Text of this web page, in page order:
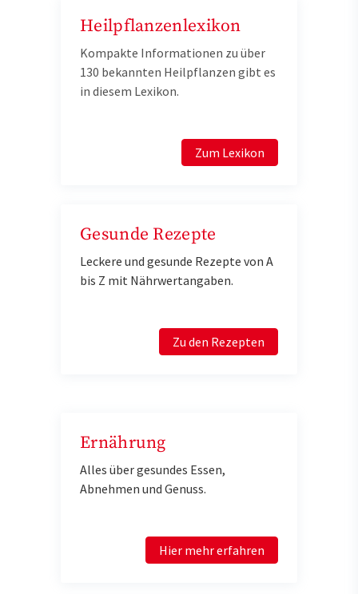
Heilpflanzenlexikon
Kompakte Informationen zu über
130 bekannten Heilpflanzen gibt es
in diesem Lexikon.
Zum Lexikon
Gesunde Rezepte
Leckere und gesunde Rezepte von A
bis Z mit Nährwertangaben.
Zu den Rezepten
Ernährung
Alles über gesundes Essen,
Abnehmen und Genuss.
Hier mehr erfahren